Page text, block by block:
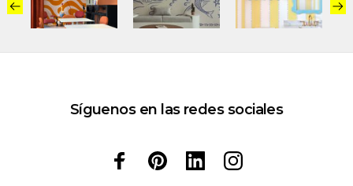
Síguenos en las redes sociales